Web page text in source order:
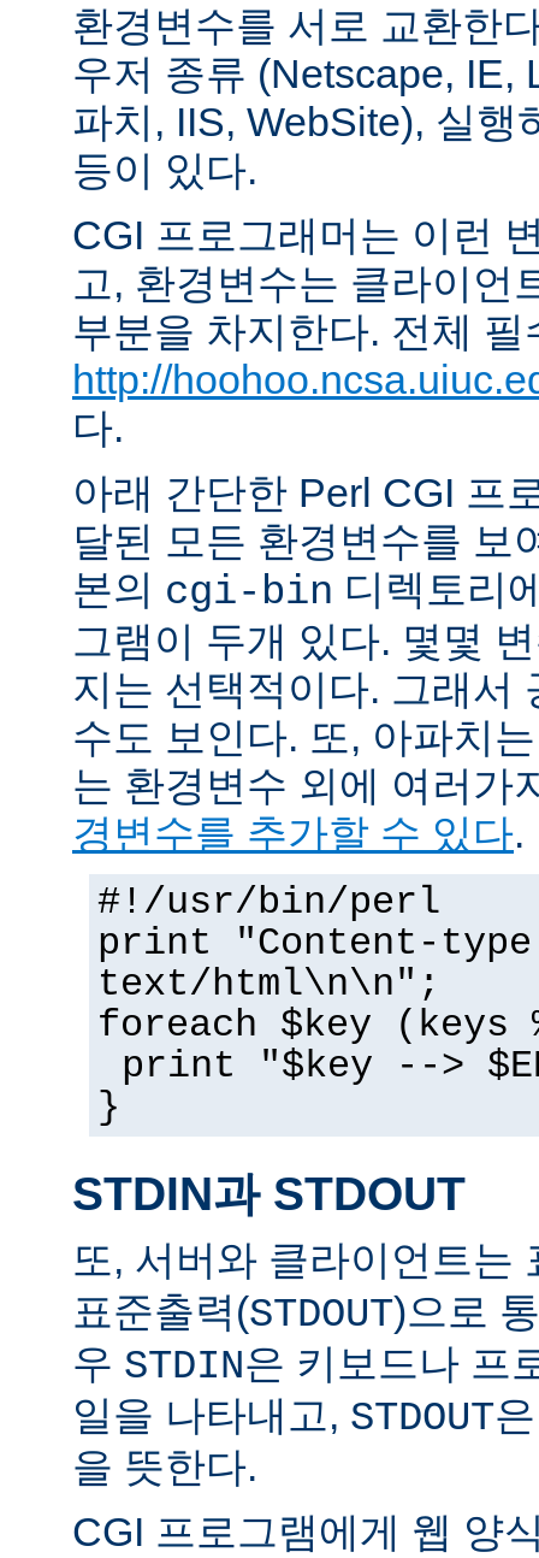
환경변수를 서로 교환한
우저 종류 (Netscape, IE,
파치, IIS, WebSite), 실행
등이 있다.
CGI 프로그래머는 이런
고, 환경변수는 클라이언
부분을 차지한다. 전체
http://
다.
아래 간단한 Perl CGI 프
달된 모든 환경변수를 보
본의 cgi-bin 디렉토리
그램이 두개 있다. 몇몇
지는 선택적이다. 그래서
수도 보인다. 또, 아파치
는 환경변수 외에 여러가
경변수를 추가할 수 있다.
#!/usr/bin/perl
print "Content-
text/html\n\n";
foreach $key (keys
print "$key -->
}
STDIN과 STDOUT
또, 서버와 클라이언트는
표준출력(STDOUT)으로
우 STDIN은 키보드나 프
일을 나타내고, STDOUT
을 뜻한다.
CGI 프로그램에게 웹 양